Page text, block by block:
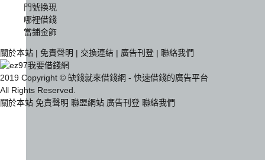
門號換現
哪裡借錢
當鋪金飾
關於本站 | 免責聲明 | 交換連結 | 廣告刊登 | 聯絡我們
2019 Copyright © 缺錢就來借錢網 - 快速借錢的廣告平台
All Rights Reserved.
關於本站 免責聲明 聯盟網站 廣告刊登 聯絡我們